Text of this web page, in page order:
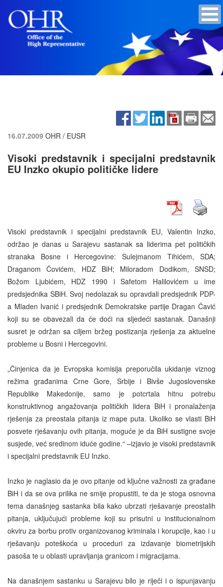
16.07.2009 OHR / EUSR
Visoki predstavnik i specijalni predstavnik
EU Inzko okupio političke lidere
Visoki predstavnik i specijalni predstavnik EU, Valentin Inzko,
održao je danas u Sarajevu sastanak sa liderima pet političkih
stranaka Bosne i Hercegovine: Sulejmanom Tihićem, SDA;
Draganom Čovićem, HDZ BiH; Miloradom Dodikom, SNSD;
Božom Ljubićem, HDZ 1990 i Safetom Halilovićem u ime
predsjednika SBiH. Svoj nedolazak su opravdali predsjednik PDP-
a Mladen Ivanić i predsjednik Demokratske partije Dragan Čavić
koji su se obavezali da će doći na sljedeći sastanak. Današnji
susret je održan sa ciljem bržeg postizanja rješenja za aktuelne
probleme u Bosni i Hercegovini.
„Činjenica da je Evropska komisija preporučila ukidanje viznog
režima građanima Crne Gore, Srbije i Bivše Jugoslovenske
Republike Makedonije, samo je potcrtala hitnu potrebu
konstruktivnog angažovanja političkih lidera BiH i pronalaženja
rješenja za preostala pitanja iz mape puta. Ukoliko se vlasti BiH
posvete rješavanju ovih pitanja, moguće je da BiH sustigne svoje
susjede, već sredinom iduće godine.“ –izjavio je visoki predstavnik
i specijalni predstavnik EU Inzko.
Inzko je naglasio da je ovo pitanje od ključne važnosti za građane
BiH i da se ova prilika ne smije propustiti, te da je stoga osnovna
tema današnjeg sastanka bila kako ubrzati rješavanje preostalih
pitanja, uključujući probleme koji su prisutni u institucionalnom
okviru za borbu protiv organizovanog kriminala i korupcije, kao i u
rješavanju poteškoća u proceduri za izdavanje biometrijskih
pasoša te u oblasti upravljanja granicom i migracijama.
Na današnjem sastanku u Sarajevu bilo je riječi i o ispunjavanju